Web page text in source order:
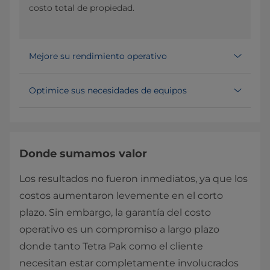
costo total de propiedad.
Mejore su rendimiento operativo
Optimice sus necesidades de equipos
Donde sumamos valor
Los resultados no fueron inmediatos, ya que los
costos aumentaron levemente en el corto
plazo. Sin embargo, la garantía del costo
operativo es un compromiso a largo plazo
donde tanto Tetra Pak como el cliente
necesitan estar completamente involucrados